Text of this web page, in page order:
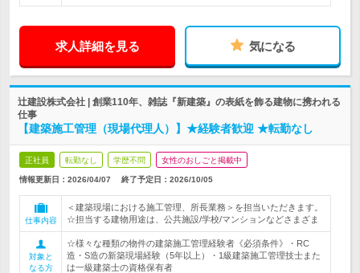
求人詳細を見る 気になる
辻建設株式会社 | 創業110年、雑誌『新建築』の表紙を飾る建物に携われる
仕事
【建築施工管理（現場代理人）】★経験者歓迎 ★転勤なし
正社員 転勤なし 学歴不問 女性のおしごと掲載中
情報更新日：2026/04/07 終了予定日： 2026/10/05
仕事内容
＜建築現場における施工管理、所長業務＞を担当いただきます。
☆担当する建物用途は、公共施設/学校/マンションなどさまざま
対象と
なる方
☆様々な種類の物件の建築施工管理経験者《必須条件》・RC
造・S造の新築現場経験（5年以上）・1級建築施工管理技士また
は一級建築士の資格保有者